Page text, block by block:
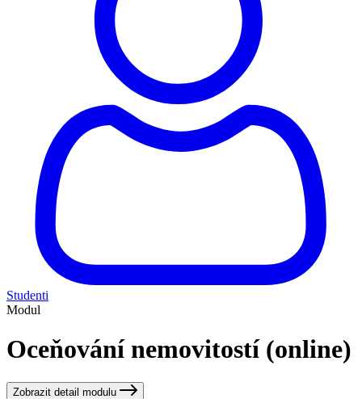
Studenti
Modul
Oceňování nemovitostí (online)
Zobrazit detail modulu